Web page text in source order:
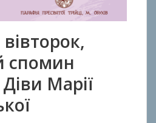
спомин
Марії